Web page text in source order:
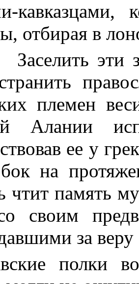
отбирая в
Заселить
племен
Алании
ее у
на
чтит память
своим
за
полки